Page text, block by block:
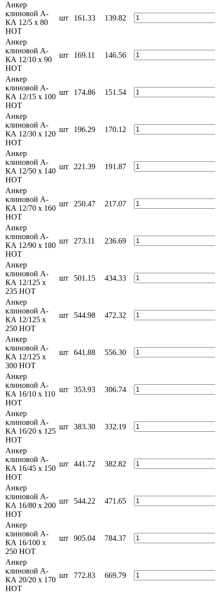
Анкер
клиновой А-
КА 12/5 x 80
HOT
шт 161.33 139.82
Анкер
клиновой А-
КА 12/10 x 90
HOT
шт 169.11 146.56
Анкер
клиновой А-
КА 12/15 x 100
HOT
шт 174.86 151.54
Анкер
клиновой А-
КА 12/30 x 120
HOT
шт 196.29 170.12
Анкер
клиновой А-
КА 12/50 x 140
HOT
шт 221.39 191.87
Анкер
клиновой А-
КА 12/70 x 160
HOT
шт 250.47 217.07
Анкер
клиновой А-
КА 12/90 x 180
HOT
шт 273.11 236.69
Анкер
клиновой А-
КА 12/125 x
235 HOT
шт 501.15 434.33
Анкер
клиновой А-
КА 12/125 x
250 HOT
шт 544.98 472.32
Анкер
клиновой А-
КА 12/125 x
300 HOT
шт 641.88 556.30
Анкер
клиновой А-
КА 16/10 x 110
HOT
шт 353.93 306.74
Анкер
клиновой А-
КА 16/20 x 125
HOT
шт 383.30 332.19
Анкер
клиновой А-
КА 16/45 x 150
HOT
шт 441.72 382.82
Анкер
клиновой А-
КА 16/80 x 200
HOT
шт 544.22 471.65
Анкер
клиновой А-
КА 16/100 x
250 HOT
шт 905.04 784.37
Анкер
клиновой А-
КА 20/20 x 170
HOT
шт 772.83 669.79